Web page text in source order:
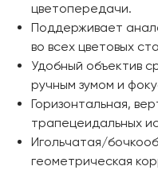
цветопередачи.
Поддерживает
во всех цветовых
Удобный объектив
ручным зумом и
Горизонтальная,
трапецеидальных
Игольчатая/
геометрическая